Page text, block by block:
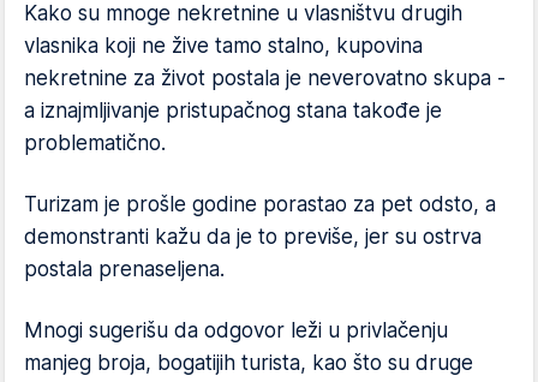
Kako su mnoge nekretnine u vlasništvu drugih
vlasnika koji ne žive tamo stalno, kupovina
nekretnine za život postala je neverovatno skupa -
a iznajmljivanje pristupačnog stana takođe je
problematično.
Turizam je prošle godine porastao za pet odsto, a
demonstranti kažu da je to previše, jer su ostrva
postala prenaseljena.
Mnogi sugerišu da odgovor leži u privlačenju
manjeg broja, bogatijih turista, kao što su druge